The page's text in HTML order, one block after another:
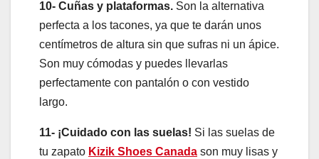
10- Cuñas y plataformas. Son la alternativa
perfecta a los tacones, ya que te darán unos
centímetros de altura sin que sufras ni un ápice.
Son muy cómodas y puedes llevarlas
perfectamente con pantalón o con vestido
largo.
11- ¡Cuidado con las suelas! Si las suelas de
tu zapato Kizik Shoes Canada son muy lisas y